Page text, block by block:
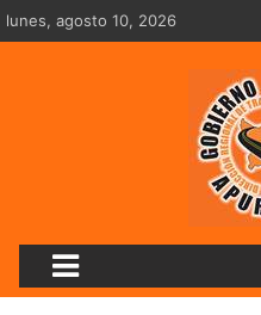
Saltar
al
lunes, agosto 10, 2026
Dirección